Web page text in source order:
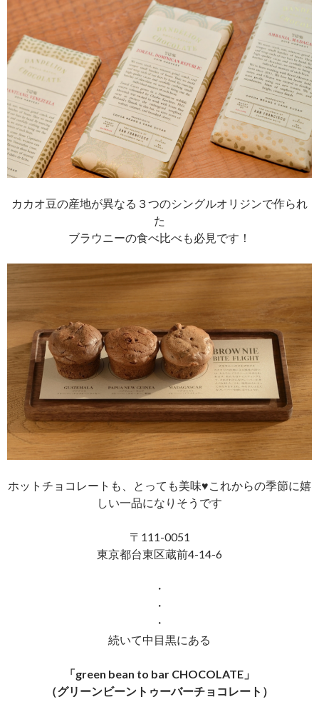
カカオ豆の産地が異なる３つのシングルオリジンで作られ
た
ブラウニーの食べ比べも必見です！
ホットチョコレートも、とっても美味♥︎これからの季節に嬉
しい一品になりそうです
〒111-0051
東京都台東区蔵前4-14-6
・
・
・
続いて中目黒にある
「green bean to bar CHOCOLATE」
（グリーンビーントゥーバーチョコレート）